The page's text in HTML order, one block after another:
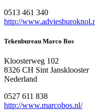
0513 461 340
http://
Tekenbureau Marco Bos
Kloosterweg 102
8326 CH Sint Jansklooster
Nederland
0527 611 838
http://www.marcobos.nl/